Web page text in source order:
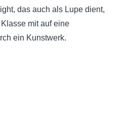
das auch als Lupe dient,
mit auf eine
ein Kunstwerk.